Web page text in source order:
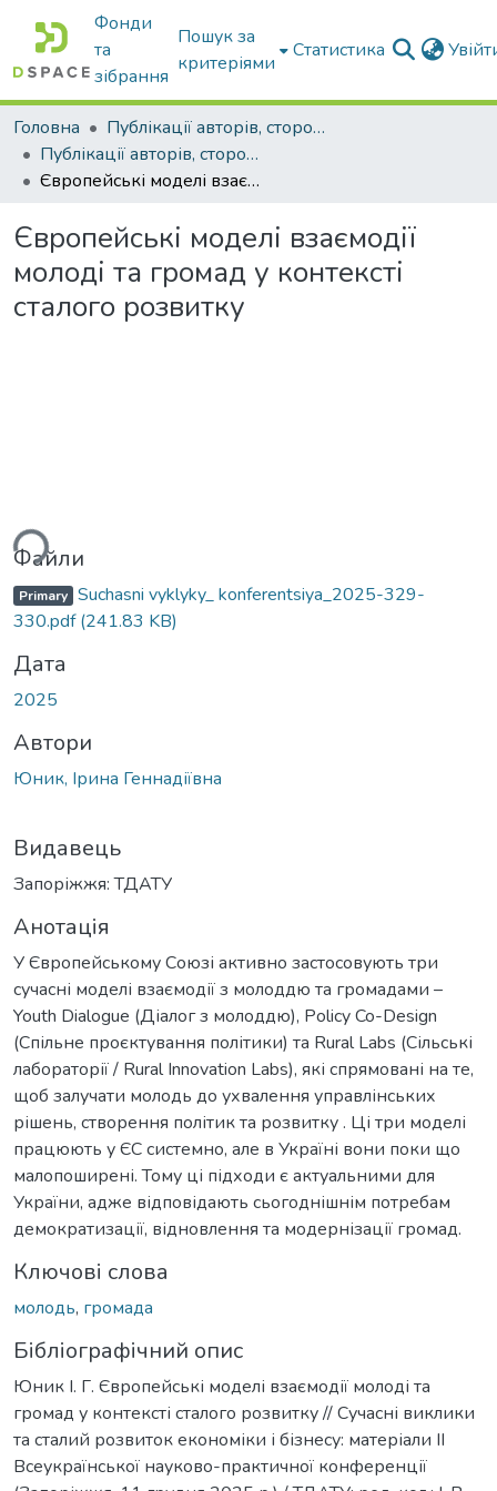
Фонди
та
зібрання
Пошук за
критеріями
Статистика
Головна
Публікації авторів, сторонніх університету
Публікації авторів, сторонніх університету
Європейські моделі взаємодії молоді та громад у контексті сталого розвитку
Європейські моделі взаємодії
молоді та громад у контексті
сталого розвитку
Файли
Primary Suchasni vyklyky_ konferentsiya_2025-329-
330.pdf(241.83 KB)
Дата
2025
Автори
Юник, Ірина Геннадіївна
Видавець
Запоріжжя: ТДАТУ
Анотація
У Європейському Союзі активно застосовують три
сучасні моделі взаємодії з молоддю та громадами –
Youth Dialogue (Діалог з молоддю), Policy Co-Design
(Спільне проєктування політики) та Rural Labs (Сільські
лабораторії / Rural Innovation Labs), які спрямовані на те,
щоб залучати молодь до ухвалення управлінських
рішень, створення політик та розвитку . Ці три моделі
працюють у ЄС системно, але в Україні вони поки що
малопоширені. Тому ці підходи є актуальними для
України, адже відповідають сьогоднішнім потребам
демократизації, відновлення та модернізації громад.
Ключові слова
молодь, громада
Бібліографічний опис
Юник І. Г. Європейські моделі взаємодії молоді та
громад у контексті сталого розвитку // Сучасні виклики
та сталий розвиток економіки і бізнесу: матеріали IІ
Всеукраїнської науково-практичної конференції